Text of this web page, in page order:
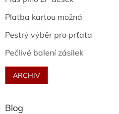
Platba kartou možná
Pestrý výběr pro prťata
Pečlivé balení zásilek
ARCHIV
Blog